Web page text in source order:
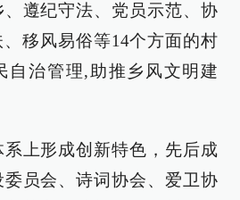
遵纪守法、党员示范、协
移风易俗等14个方面的村
自治管理,助推乡风文明建
上形成创新特色，先后成
员会、诗词协会、爱卫协